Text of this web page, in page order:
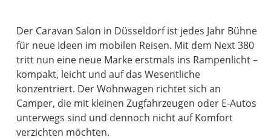
Der Caravan Salon in Düsseldorf ist jedes Jahr Bühne
für neue Ideen im mobilen Reisen. Mit dem Next 380
tritt nun eine neue Marke erstmals ins Rampenlicht –
kompakt, leicht und auf das Wesentliche
konzentriert. Der Wohnwagen richtet sich an
Camper, die mit kleinen Zugfahrzeugen oder E-Autos
unterwegs sind und dennoch nicht auf Komfort
verzichten möchten.